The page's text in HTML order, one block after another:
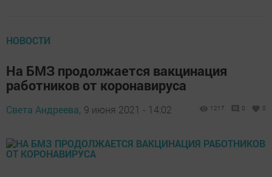
НОВОСТИ
На БМЗ продолжается вакцинация
работников от коронавируса
Света Андреева, 9 июня 2021 - 14:02 1217 0 0